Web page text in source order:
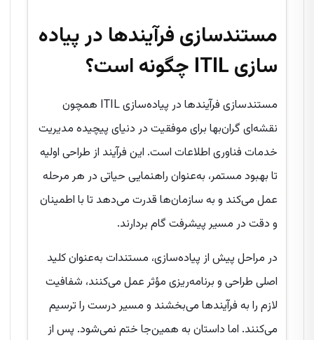
مستندسازی فرآیندها در پیاده‌
سازی ITIL چگونه است؟
مستندسازی فرآیندها در پیاده‌سازی ITIL همچون
نقشه‌ای گران‌بها برای موفقیت در دنیای پیچیده مدیریت
خدمات فناوری اطلاعات است. این فرآیند از طراحی اولیه
تا بهبود مستمر، به‌عنوان راهنمایی حیاتی در هر مرحله
عمل می‌کند و به سازمان‌ها قدرت می‌دهد تا با اطمینان
و دقت در مسیر پیشرفت گام بردارند.
در مراحل پیش از پیاده‌سازی، مستندات به‌عنوان کلید
اصلی طراحی و برنامه‌ریزی مؤثر عمل می‌کنند، شفافیت
لازم را به فرآیندها می‌بخشند و مسیر درست را ترسیم
می‌کنند. اما داستان به همین‌جا ختم نمی‌شود. پس از